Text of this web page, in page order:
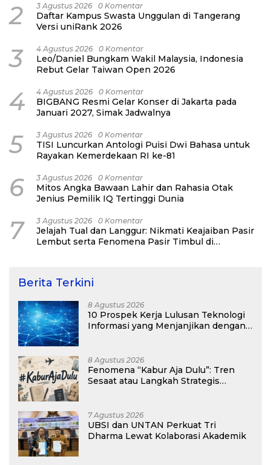
2 3 Agustus 2026 0 Komentar
Daftar Kampus Swasta Unggulan di Tangerang
Versi uniRank 2026
3 4 Agustus 2026 0 Komentar
Leo/Daniel Bungkam Wakil Malaysia, Indonesia
Rebut Gelar Taiwan Open 2026
4 4 Agustus 2026 0 Komentar
BIGBANG Resmi Gelar Konser di Jakarta pada
Januari 2027, Simak Jadwalnya
5 3 Agustus 2026 0 Komentar
TISI Luncurkan Antologi Puisi Dwi Bahasa untuk
Rayakan Kemerdekaan RI ke-81
6 3 Agustus 2026 0 Komentar
Mitos Angka Bawaan Lahir dan Rahasia Otak
Jenius Pemilik IQ Tertinggi Dunia
7 3 Agustus 2026 0 Komentar
Jelajah Tual dan Langgur: Nikmati Keajaiban Pasir
Lembut serta Fenomena Pasir Timbul di
Berita Terkini
8 Agustus 2026
10 Prospek Kerja Lulusan Teknologi
Informasi yang Menjanjikan dengan
8 Agustus 2026
Fenomena “Kabur Aja Dulu”: Tren
Sesaat atau Langkah Strategis
7 Agustus 2026
UBSI dan UNTAN Perkuat Tri
Dharma Lewat Kolaborasi Akademik